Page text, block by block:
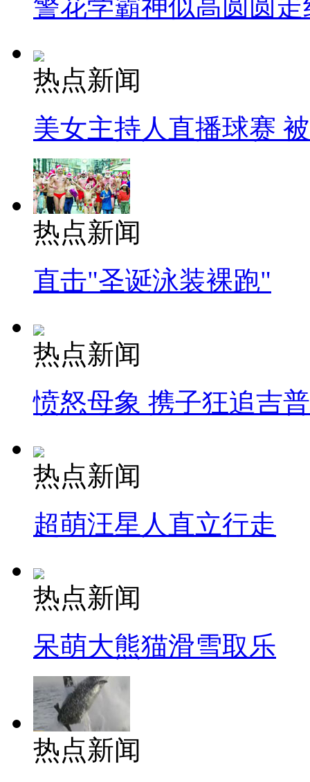
警花学霸神似高圆圆走
热点新闻
美女主持人直播球赛
热点新闻
直击"圣诞泳装裸跑"
热点新闻
愤怒母象 携子狂追吉
热点新闻
超萌汪星人直立行走
热点新闻
呆萌大熊猫滑雪取乐
热点新闻